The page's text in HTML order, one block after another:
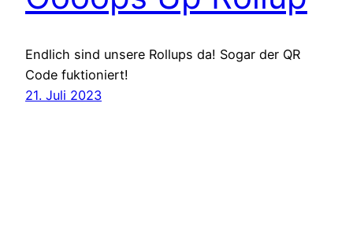
Endlich sind unsere Rollups da! Sogar der QR
Code fuktioniert!
21. Juli 2023